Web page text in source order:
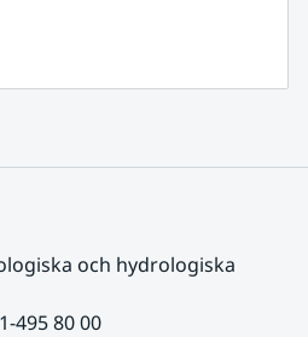
och hydrologiska
495 80 00